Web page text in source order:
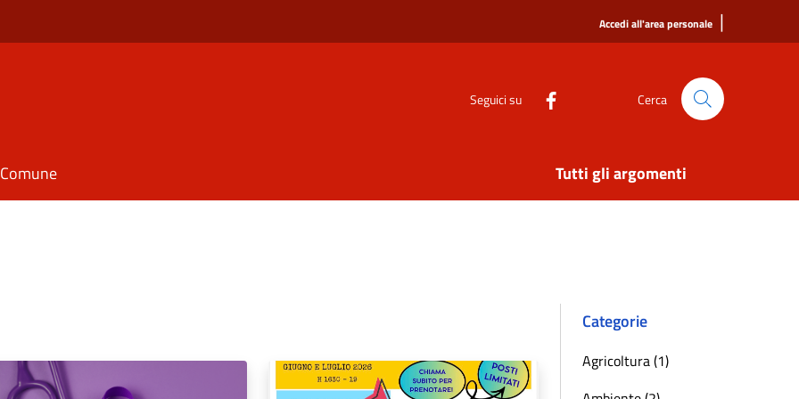
Accedi all'area personale |
Seguici su Cerca
Tutti gli argomenti
Categorie
Agricoltura (1)